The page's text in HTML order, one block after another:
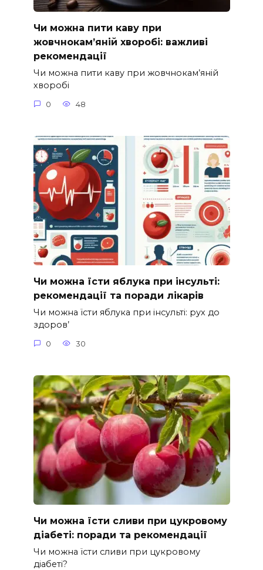
Чи можна пити каву при
жовчнокам’яній хворобі: важливі
рекомендації
Чи можна пити каву при жовчнокам’яній
хворобі
0 48
Чи можна їсти яблука при інсульті:
рекомендації та поради лікарів
Чи можна їсти яблука при інсульті: рух до
здоров’
0 30
Чи можна їсти сливи при цукровому
діабеті: поради та рекомендації
Чи можна їсти сливи при цукровому
діабеті?